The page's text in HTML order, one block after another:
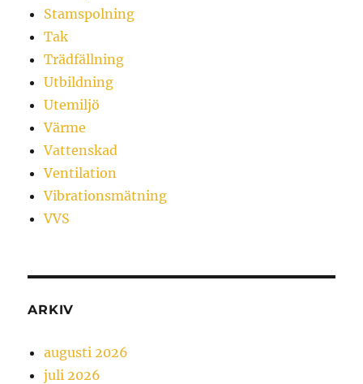
Stamspolning
Tak
Trädfällning
Utbildning
Utemiljö
Värme
Vattenskad
Ventilation
Vibrationsmätning
VVS
ARKIV
augusti 2026
juli 2026